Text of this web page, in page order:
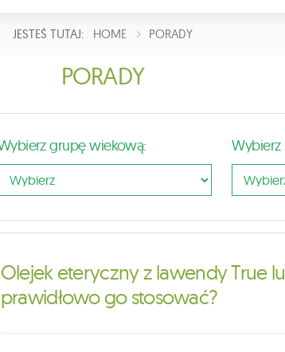
JESTEŚ TUTAJ: HOME PORADY
PORADY
grupę wiekową: Wybierz
Olejek eteryczny z lawendy True
prawidłowo go stosować?